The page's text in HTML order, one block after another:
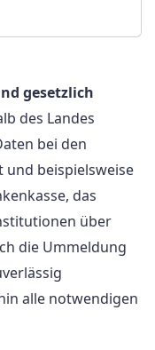
gesetzlich
des Landes
bei den
beispielsweise
das
über
die Ummeldung
alle notwendigen